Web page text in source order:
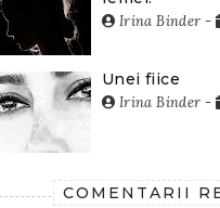
Irina Binder -
Unei fiice
Irina Binder -
COMENTARII